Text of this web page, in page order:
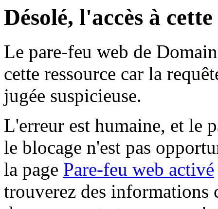
Désolé, l'accès à
Le pare-feu web de
cette ressource car la
jugée suspicieuse.
L'erreur est humaine, et le
le blocage n'est pas
la page Pare-feu web activé
trouverez des informations